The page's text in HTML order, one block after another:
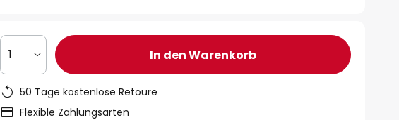
1 In den Warenkorb
50 Tage kostenlose Retoure
Flexible Zahlungsarten